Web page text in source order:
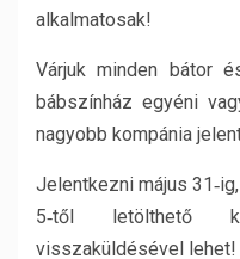
alkalmatosak!
Várjuk minden bátor
bábszínház egyéni
nagyobb kompánia
Jelentkezni május
5‐től letölthető
visszaküldésével lehet!